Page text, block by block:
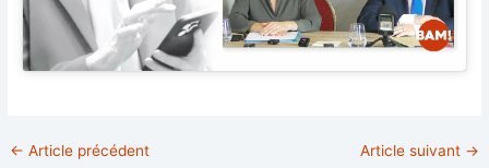
← Article précédent Article suivant →